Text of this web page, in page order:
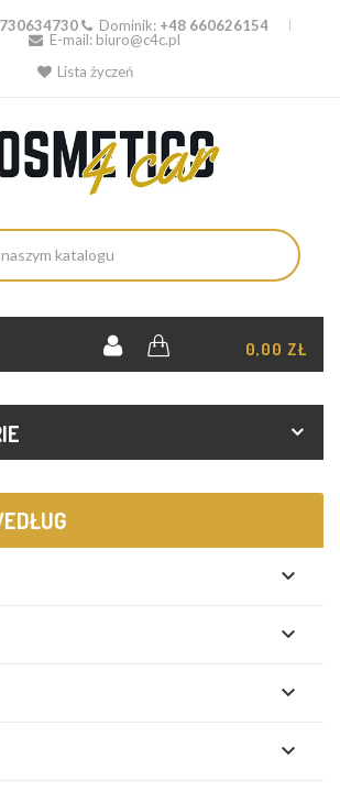
Dominik: +48 660626154
E-mail: biuro@c4c.pl
Lista życzeń
0,00 ZŁ



